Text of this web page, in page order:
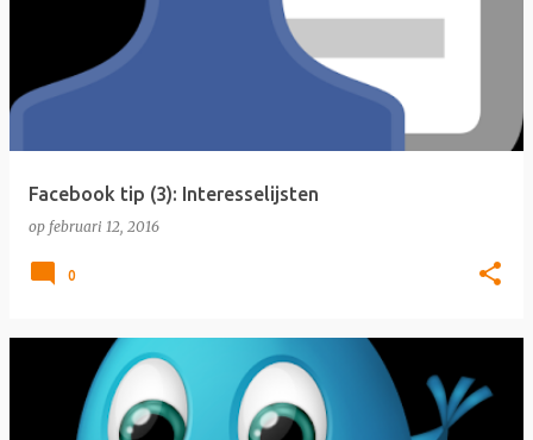
Facebook tip (3): Interesselijsten
op februari 12, 2016
0